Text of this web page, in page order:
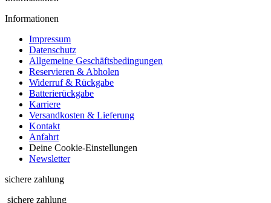
Informationen
Impressum
Datenschutz
Allgemeine Geschäftsbedingungen
Reservieren & Abholen
Widerruf & Rückgabe
Batterierückgabe
Karriere
Versandkosten & Lieferung
Kontakt
Anfahrt
Deine Cookie-Einstellungen
Newsletter
sichere zahlung
sichere zahlung